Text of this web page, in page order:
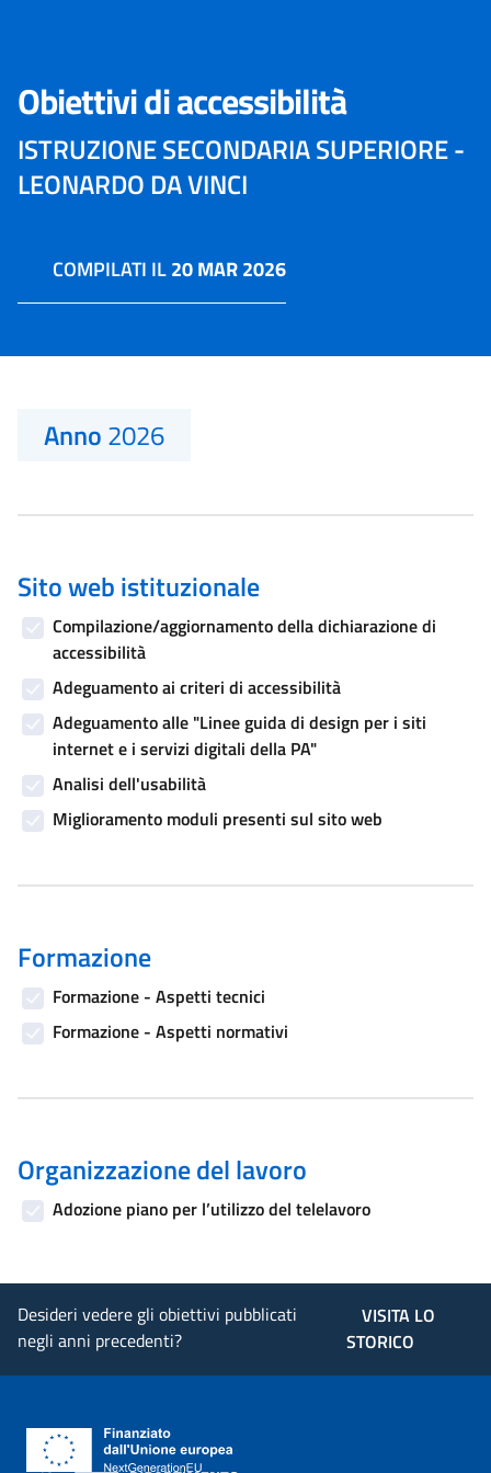
Obiettivi di accessibilità
ISTRUZIONE SECONDARIA SUPERIORE -
LEONARDO DA VINCI
COMPILATI IL20 MAR 2026
Anno2026
Sito web istituzionale
Compilazione/aggiornamento della dichiarazione di
accessibilità
Adeguamento ai criteri di accessibilità
Adeguamento alle "Linee guida di design per i siti
internet e i servizi digitali della PA"
Analisi dell'usabilità
Miglioramento moduli presenti sul sito web
Formazione
Formazione - Aspetti tecnici
Formazione - Aspetti normativi
Organizzazione del lavoro
Adozione piano per l’utilizzo del telelavoro
Desideri vedere gli obiettivi pubblicati
negli anni precedenti?
VISITA LO
STORICO